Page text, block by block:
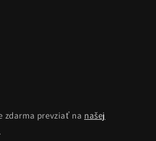
zdarma prevziať na našej